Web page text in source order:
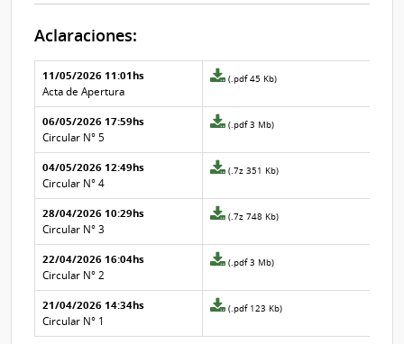
Aclaraciones:
Aclaraciones del llamado
Fecha y
texto de
la
aclaración
Archivo
de la
aclaración
11/05/2026 11:01hs
Acta de Apertura
Archivo
de
la
Nº
5
(.pdf 45 Kb)
06/05/2026 17:59hs
Circular N° 5
Archivo
de
la
Nº
4
(.pdf 3 Mb)
04/05/2026 12:49hs
Circular N° 4
Archivo
de
la
Nº
3
(.7z 351 Kb)
28/04/2026 10:29hs
Circular N° 3
Archivo
de
la
Nº
2
(.7z 748 Kb)
22/04/2026 16:04hs
Circular N° 2
Archivo
de
la
Nº
(.pdf 3 Mb)
21/04/2026 14:34hs
Circular N° 1
Archivo
de
(.pdf 123 Kb)